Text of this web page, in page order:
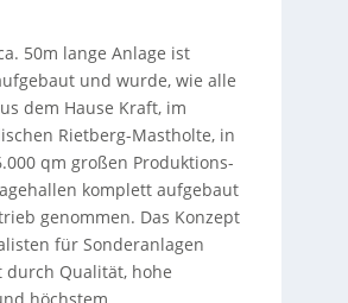
50m lange Anlage ist
und wurde, wie alle
dem Hause Kraft, im
Rietberg-Mastholte, in
qm großen Produktions-
komplett aufgebaut
genommen. Das Konzept
für Sonderanlagen
durch Qualität, hohe
höchstem